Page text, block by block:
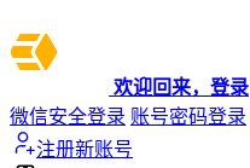
欢迎回来，登录
微信安全登录 账号密码登录
注册新账号